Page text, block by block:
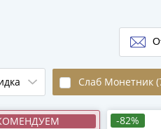
Слаб Монетник
-82%